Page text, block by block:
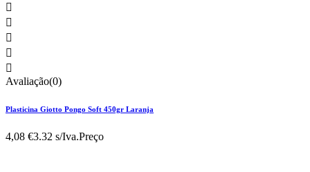





Avaliação(0)
Plasticina Giotto Pongo Soft 450gr Laranja
4,08 €3.32 s/Iva.Preço